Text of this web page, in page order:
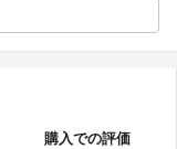
購入での評価